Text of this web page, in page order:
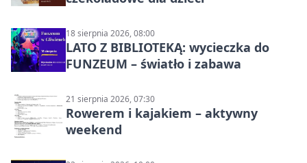
18 sierpnia 2026, 08:00
LATO Z BIBLIOTEKĄ: wycieczka do
FUNZEUM – światło i zabawa
21 sierpnia 2026, 07:30
Rowerem i kajakiem – aktywny
weekend